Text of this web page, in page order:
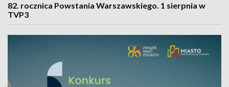
82. rocznica Powstania Warszawskiego. 1 sierpnia w
TVP3